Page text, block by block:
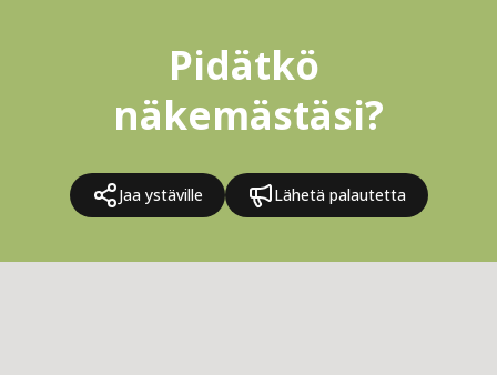
Pidätkö
näkemästäsi?
Jaa ystäville Lähetä palautetta